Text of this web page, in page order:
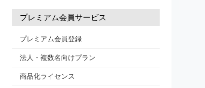
プレミアム会員サービス
プレミアム会員登録
法人・複数名向けプラン
商品化ライセンス